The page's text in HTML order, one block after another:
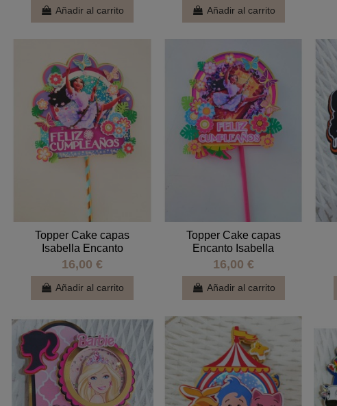
Añadir al carrito Añadir al carrito
Topper Cake capas
Isabella Encanto
16,00 €
Añadir al carrito
Topper Cake capas
Encanto Isabella
16,00 €
Añadir al carrito